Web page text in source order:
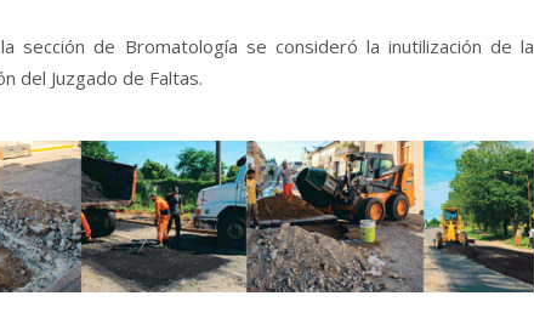
sección de Bromatología se consideró la inutilización de la
del Juzgado de Faltas.